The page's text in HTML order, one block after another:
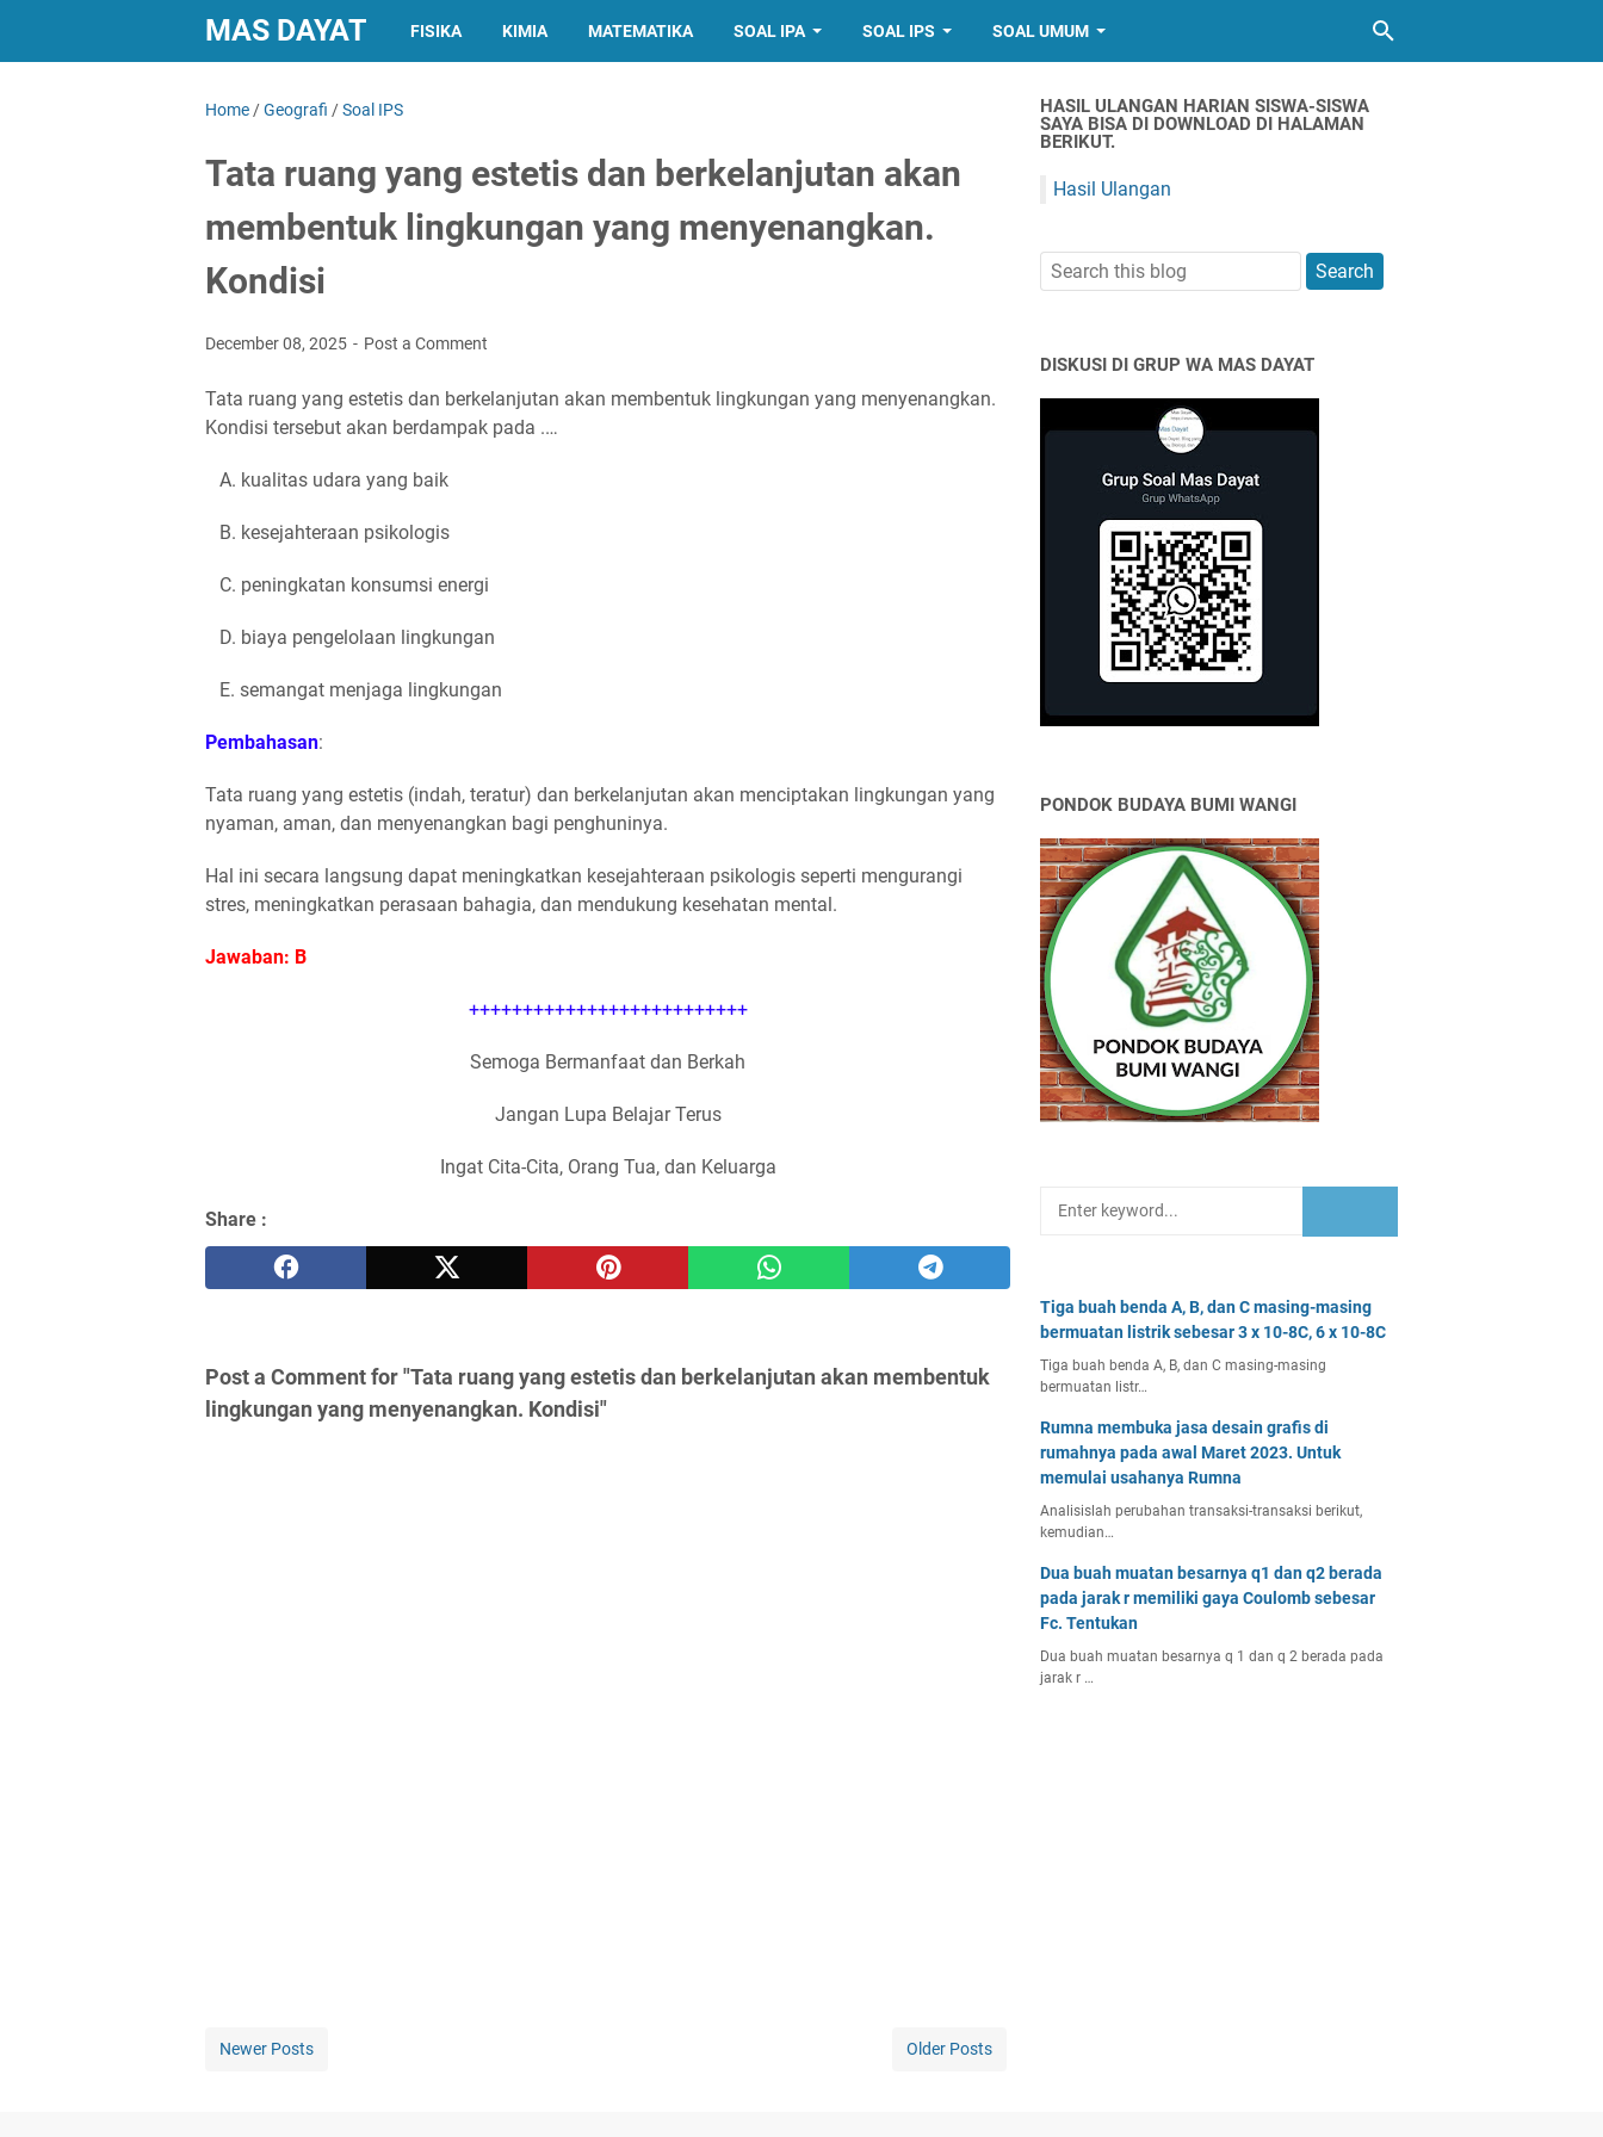
MAS DAYAT FISIKA KIMIA MATEMATIKA SOAL IPA SOAL IPS SOAL UMUM
Home /Geografi /Soal IPS
Tata ruang yang estetis dan berkelanjutan akan
membentuk lingkungan yang menyenangkan.
Kondisi
December 08, 2025 Post a Comment
Tata ruang yang estetis dan berkelanjutan akan membentuk lingkungan yang menyenangkan.
Kondisi tersebut akan berdampak pada .…
A. kualitas udara yang baik
B. kesejahteraan psikologis
C. peningkatan konsumsi energi
D. biaya pengelolaan lingkungan
E. semangat menjaga lingkungan
Pembahasan:
Tata ruang yang estetis (indah, teratur) dan berkelanjutan akan menciptakan lingkungan yang
nyaman, aman, dan menyenangkan bagi penghuninya.
Hal ini secara langsung dapat meningkatkan kesejahteraan psikologis seperti mengurangi
stres, meningkatkan perasaan bahagia, dan mendukung kesehatan mental.
Jawaban: B
++++++++++++++++++++++++++
Semoga Bermanfaat dan Berkah
Jangan Lupa Belajar Terus
Ingat Cita-Cita, Orang Tua, dan Keluarga
Share :
Post a Comment for "Tata ruang yang estetis dan berkelanjutan akan membentuk
lingkungan yang menyenangkan. Kondisi"
Newer Posts Older Posts
HASIL ULANGAN HARIAN SISWA-SISWA
SAYA BISA DI DOWNLOAD DI HALAMAN
BERIKUT.
Hasil Ulangan
DISKUSI DI GRUP WA MAS DAYAT
PONDOK BUDAYA BUMI WANGI
Tiga buah benda A, B, dan C masing-masing
bermuatan listrik sebesar 3 x 10-8C, 6 x 10-8C
Tiga buah benda A, B, dan C masing-masing
bermuatan listr…
Rumna membuka jasa desain grafis di
rumahnya pada awal Maret 2023. Untuk
memulai usahanya Rumna
Analisislah perubahan transaksi-transaksi berikut,
kemudian…
Dua buah muatan besarnya q1 dan q2 berada
pada jarak r memiliki gaya Coulomb sebesar
Fc. Tentukan
Dua buah muatan besarnya q 1 dan q 2 berada pada
jarak r …